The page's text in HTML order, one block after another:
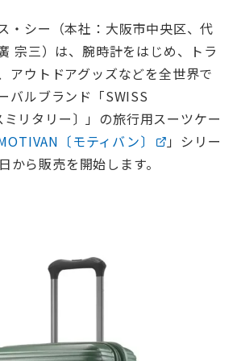
・シー（本社：大阪市中央区、代
宗三）は、腕時計をはじめ、トラ
アウトドアグッズなどを全世界で
バルブランド「SWISS
リタリー〕」の旅行用スーツケー
〔モティバン〕
」シリー
から販売を開始します。